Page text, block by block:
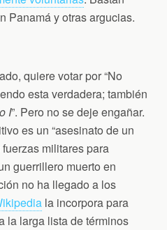
Panamá y otras argucias.
quiere votar por “No
esta verdadera; también
I”. Pero no se deje engañar.
es un “asesinato de un
militares para
guerrillero muerto en
no ha llegado a los
la incorpora para
la larga lista de términos